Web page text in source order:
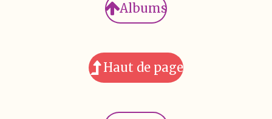
Albums
Haut de page